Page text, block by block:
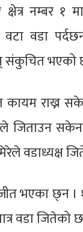
नम्बर १
वटा वडा
संकुचित भएको
राख्न
जिताउन
वडाध्यक्ष
भएका छ्न
वडा जितेको